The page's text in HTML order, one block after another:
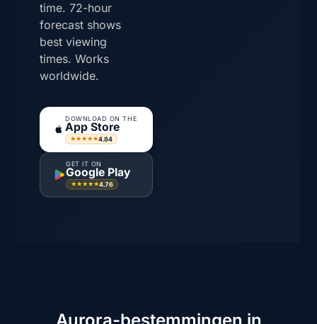
time. 72-hour
forecast shows
best viewing
times. Works
worldwide.
DOWNLOAD ON THE
App Store
★★★★★4.84
GET IT ON
Google Play
★★★★★4.76